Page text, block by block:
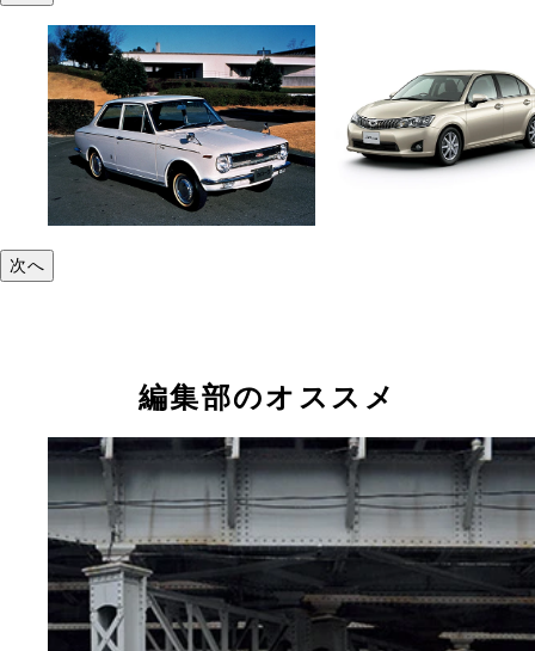
次へ
編集部のオススメ